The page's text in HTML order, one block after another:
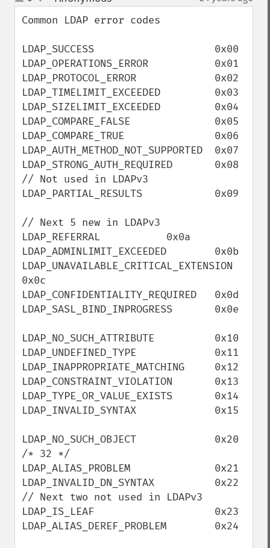
up
down
Common LDAP error codes
LDAP_SUCCESS                    0x00
LDAP_OPERATIONS_ERROR           0x01
LDAP_PROTOCOL_ERROR             0x02
LDAP_TIMELIMIT_EXCEEDED         0x03
LDAP_SIZELIMIT_EXCEEDED         0x04
LDAP_COMPARE_FALSE              0x05
LDAP_COMPARE_TRUE               0x06
LDAP_AUTH_METHOD_NOT_SUPPORTED  0x07
LDAP_STRONG_AUTH_REQUIRED       0x08
// Not used in LDAPv3
LDAP_PARTIAL_RESULTS            0x09
// Next 5 new in LDAPv3
LDAP_REFERRAL           0x0a
LDAP_ADMINLIMIT_EXCEEDED        0x0b
LDAP_UNAVAILABLE_CRITICAL_EXTENSION
0x0c
LDAP_CONFIDENTIALITY_REQUIRED   0x0d
LDAP_SASL_BIND_INPROGRESS       0x0e
LDAP_NO_SUCH_ATTRIBUTE          0x10
LDAP_UNDEFINED_TYPE             0x11
LDAP_INAPPROPRIATE_MATCHING     0x12
LDAP_CONSTRAINT_VIOLATION       0x13
LDAP_TYPE_OR_VALUE_EXISTS       0x14
LDAP_INVALID_SYNTAX             0x15
LDAP_NO_SUCH_OBJECT             0x20
/* 32 */
LDAP_ALIAS_PROBLEM              0x21
LDAP_INVALID_DN_SYNTAX          0x22
// Next two not used in LDAPv3
LDAP_IS_LEAF                    0x23
LDAP_ALIAS_DEREF_PROBLEM        0x24